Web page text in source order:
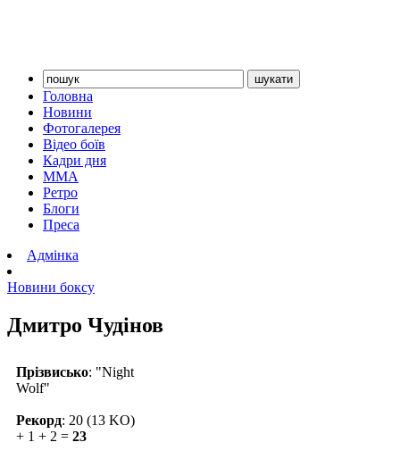
Головна
Новини
Фотогалерея
Відео боїв
Кадри дня
ММА
Ретро
Блоги
Преса
Адмінка
Новини боксу
Дмитро Чудінов
Прізвисько: "Night
Wolf"
Рекорд: 20 (13 KO)
+ 1 + 2 = 23